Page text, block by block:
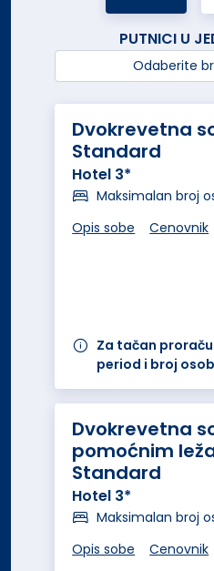
PUTNICI U
Odaberite
Dvokrevetna
Standard
Hotel 3*
Maksimalan broj
Opis sobe
Cenovnik
Za tačan
period i broj
Dvokrevetna
pomoćnim
Standard
Hotel 3*
Maksimalan broj
Opis sobe
Cenovnik